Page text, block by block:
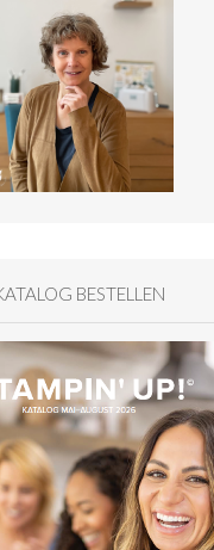
BESTELLEN